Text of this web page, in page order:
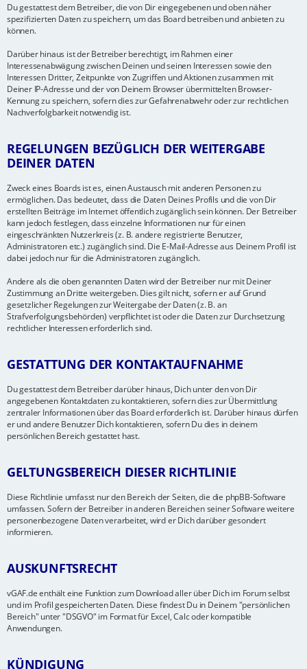
Du gestattest dem Betreiber, die von Dir eingegebenen und oben näher
spezifizierten Daten zu speichern, um das Board betreiben und anbieten zu
können.
Darüber hinaus ist der Betreiber berechtigt, im Rahmen einer
Interessenabwägung zwischen Deinen und seinen Interessen sowie den
Interessen Dritter, Zeitpunkte von Zugriffen und Aktionen zusammen mit
Deiner IP-Adresse und der von Deinem Browser übermittelten Browser-
Kennung zu speichern, sofern dies zur Gefahrenabwehr oder zur rechtlichen
Nachverfolgbarkeit notwendig ist.
REGELUNGEN BEZÜGLICH DER WEITERGABE
DEINER DATEN
Zweck eines Boards ist es, einen Austausch mit anderen Personen zu
ermöglichen. Das bedeutet, dass die Daten Deines Profils und die von Dir
erstellten Beiträge im Internet öffentlich zugänglich sein können. Der Betreiber
kann jedoch festlegen, dass einzelne Informationen nur für einen
eingeschränkten Nutzerkreis (z. B. andere registrierte Benutzer,
Administratoren etc.) zugänglich sind. Die E-Mail-Adresse aus Deinem Profil ist
dabei jedoch nur für die Administratoren zugänglich.
Andere als die oben genannten Daten wird der Betreiber nur mit Deiner
Zustimmung an Dritte weitergeben. Dies gilt nicht, sofern er auf Grund
gesetzlicher Regelungen zur Weitergabe der Daten (z. B. an
Strafverfolgungsbehörden) verpflichtet ist oder die Daten zur Durchsetzung
rechtlicher Interessen erforderlich sind.
GESTATTUNG DER KONTAKTAUFNAHME
Du gestattest dem Betreiber darüber hinaus, Dich unter den von Dir
angegebenen Kontaktdaten zu kontaktieren, sofern dies zur Übermittlung
zentraler Informationen über das Board erforderlich ist. Darüber hinaus dürfen
er und andere Benutzer Dich kontaktieren, sofern Du dies in deinem
persönlichen Bereich gestattet hast.
GELTUNGSBEREICH DIESER RICHTLINIE
Diese Richtlinie umfasst nur den Bereich der Seiten, die die phpBB-Software
umfassen. Sofern der Betreiber in anderen Bereichen seiner Software weitere
personenbezogene Daten verarbeitet, wird er Dich darüber gesondert
informieren.
AUSKUNFTSRECHT
vGAF.de enthält eine Funktion zum Download aller über Dich im Forum selbst
und im Profil gespeicherten Daten. Diese findest Du in Deinem "persönlichen
Bereich" unter "DSGVO" im Format für Excel, Calc oder kompatible
Anwendungen.
KÜNDIGUNG